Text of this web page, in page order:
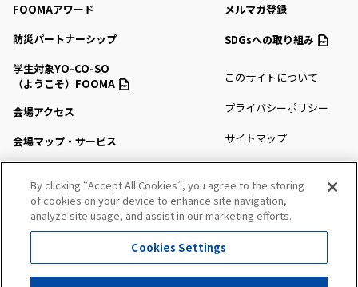
FOOMAアワード
防災パートナーシップ
学生対象YO-CO-SO
（ようこそ）FOOMA
会場アクセス
会場マップ・サービス
セミナー・シンポジウム
プレスルーム
メルマガ登録
SDGsへの取り組み
このサイトについて
プライバシーポリシー
サイトマップ
By clicking “Accept All Cookies”, you agree to the storing
of cookies on your device to enhance site navigation,
analyze site usage, and assist in our marketing efforts.
Cookies Settings